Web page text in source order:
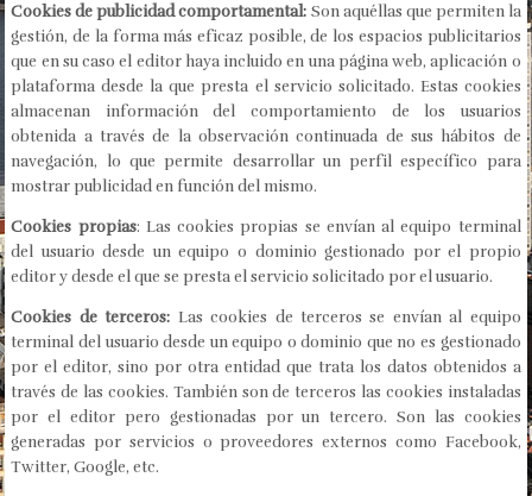
Cookies de publicidad comportamental: Son aquéllas que permiten la
gestión, de la forma más eficaz posible, de los espacios publicitarios
que en su caso el editor haya incluido en una página web, aplicación o
plataforma desde la que presta el servicio solicitado. Estas cookies
almacenan información del comportamiento de los usuarios
obtenida a través de la observación continuada de sus hábitos de
navegación, lo que permite desarrollar un perfil específico para
mostrar publicidad en función del mismo.
Cookies propias: Las cookies propias se envían al equipo terminal
del usuario desde un equipo o dominio gestionado por el propio
editor y desde el que se presta el servicio solicitado por el usuario.
Cookies de terceros: Las cookies de terceros se envían al equipo
terminal del usuario desde un equipo o dominio que no es gestionado
por el editor, sino por otra entidad que trata los datos obtenidos a
través de las cookies. También son de terceros las cookies instaladas
por el editor pero gestionadas por un tercero. Son las cookies
generadas por servicios o proveedores externos como Facebook,
Twitter, Google, etc.